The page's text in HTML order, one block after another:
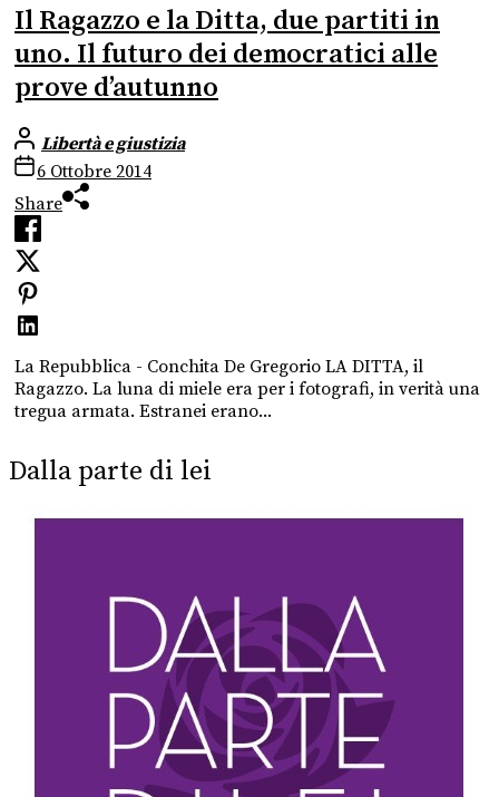
Il Ragazzo e la Ditta, due partiti in
uno. Il futuro dei democratici alle
prove d’autunno
Libertà e giustizia
6 Ottobre 2014
Share
La Repubblica - Conchita De Gregorio LA DITTA, il
Ragazzo. La luna di miele era per i fotografi, in verità una
tregua armata. Estranei erano...
Dalla parte di lei